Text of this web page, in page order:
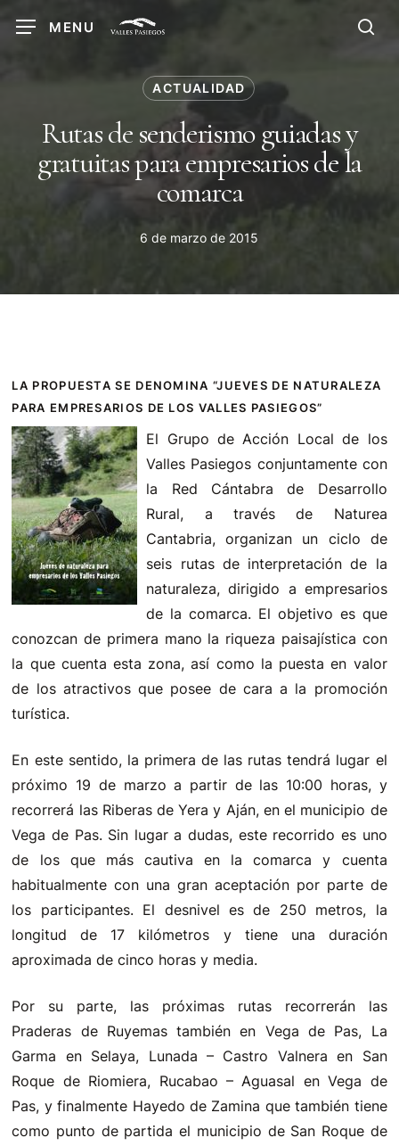
MENU
ACTUALIDAD
Rutas de senderismo guiadas y
gratuitas para empresarios de la
comarca
6 de marzo de 2015
LA PROPUESTA SE DENOMINA “JUEVES DE NATURALEZA
PARA EMPRESARIOS DE LOS VALLES PASIEGOS”
El Grupo de Acción Local de los
Valles Pasiegos conjuntamente con
la Red Cántabra de Desarrollo
Rural, a través de Naturea
Cantabria, organizan un ciclo de
seis rutas de interpretación de la
naturaleza, dirigido a empresarios
de la comarca. El objetivo es que
conozcan de primera mano la riqueza paisajística con
la que cuenta esta zona, así como la puesta en valor
de los atractivos que posee de cara a la promoción
turística.
En este sentido, la primera de las rutas tendrá lugar el
próximo 19 de marzo a partir de las 10:00 horas, y
recorrerá las Riberas de Yera y Aján, en el municipio de
Vega de Pas. Sin lugar a dudas, este recorrido es uno
de los que más cautiva en la comarca y cuenta
habitualmente con una gran aceptación por parte de
los participantes. El desnivel es de 250 metros, la
longitud de 17 kilómetros y tiene una duración
aproximada de cinco horas y media.
Por su parte, las próximas rutas recorrerán las
Praderas de Ruyemas también en Vega de Pas, La
Garma en Selaya, Lunada – Castro Valnera en San
Roque de Riomiera, Rucabao – Aguasal en Vega de
Pas, y finalmente Hayedo de Zamina que también tiene
como punto de partida el municipio de San Roque de